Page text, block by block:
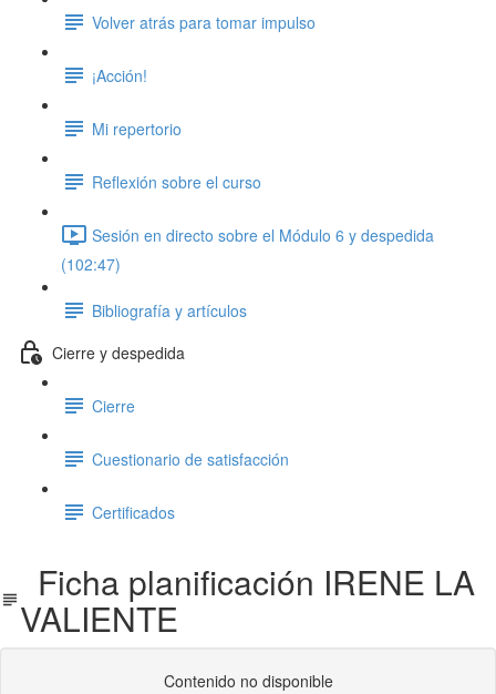
Volver atrás para tomar impulso
¡Acción!
Mi repertorio
Reflexión sobre el curso
Sesión en directo sobre el Módulo 6 y despedida
(102:47)
Bibliografía y artículos
Cierre y despedida
Cierre
Cuestionario de satisfacción
Certificados
Ficha planificación IRENE LA
VALIENTE
Contenido no disponible